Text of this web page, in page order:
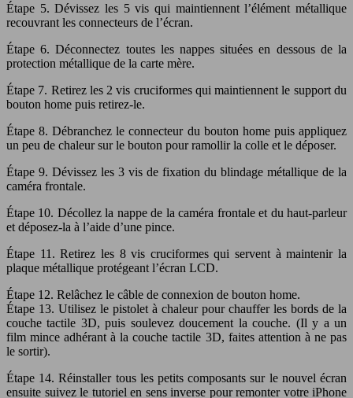
Étape 5. Dévissez les 5 vis qui maintiennent l’élément métallique
recouvrant les connecteurs de l’écran.
Étape 6. Déconnectez toutes les nappes situées en dessous de la
protection métallique de la carte mère.
Étape 7. Retirez les 2 vis cruciformes qui maintiennent le support du
bouton home puis retirez-le.
Étape 8. Débranchez le connecteur du bouton home puis appliquez
un peu de chaleur sur le bouton pour ramollir la colle et le déposer.
Étape 9. Dévissez les 3 vis de fixation du blindage métallique de la
caméra frontale.
Étape 10. Décollez la nappe de la caméra frontale et du haut-parleur
et déposez-la à l’aide d’une pince.
Étape 11. Retirez les 8 vis cruciformes qui servent à maintenir la
plaque métallique protégeant l’écran LCD.
Étape 12. Relâchez le câble de connexion de bouton home.
Étape 13. Utilisez le pistolet à chaleur pour chauffer les bords de la
couche tactile 3D, puis soulevez doucement la couche. (Il y a un
film mince adhérant à la couche tactile 3D, faites attention à ne pas
le sortir).
Étape 14. Réinstaller tous les petits composants sur le nouvel écran
ensuite suivez le tutoriel en sens inverse pour remonter votre iPhone